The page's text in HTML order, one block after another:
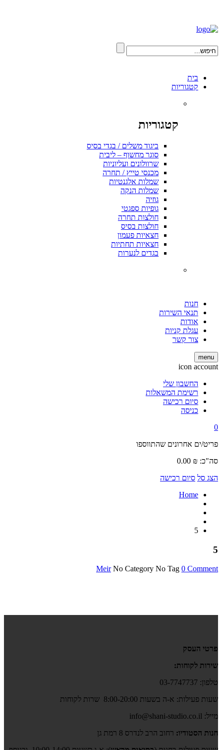
בית
קטגוריות
קטגוריות
ביגוד משלים / בגדי בסיס
סוגר מחשוף – ליבית
שרוולונים ועליוניות
מכנסי טייץ / תחרה
שמלות אלגנטיות
שמלות הנקה
גוזיה
גופיות ספגטי
חולצות תחרה
חולצות בסיס
חצאיות פעמון
חצאיות תחתיות
בגדים לנערות
חנות
תנאי השירות
אודות
עגלת קניות
צור קשר
menu
icon account
החשבון שלי
רשימת המשאלות
סיום רכישה
כניסה
0
פריט/ים אחרונים שהתווספו
סה"כ:
0.00 ₪
הצג סל סיום רכישה
Home
5
5
Meir No Category No Tag 0 Comment
פרטי העסק
שירות לקוחות:
טלפון: 03-7747737
שעות פעילות: א-ה בשעות 8:00-20:00 שרות לקוחות
מייל: info@shani-studio.co.il
חנות הסטודיו: רחוב הרב לנדרס 8 רמת גן